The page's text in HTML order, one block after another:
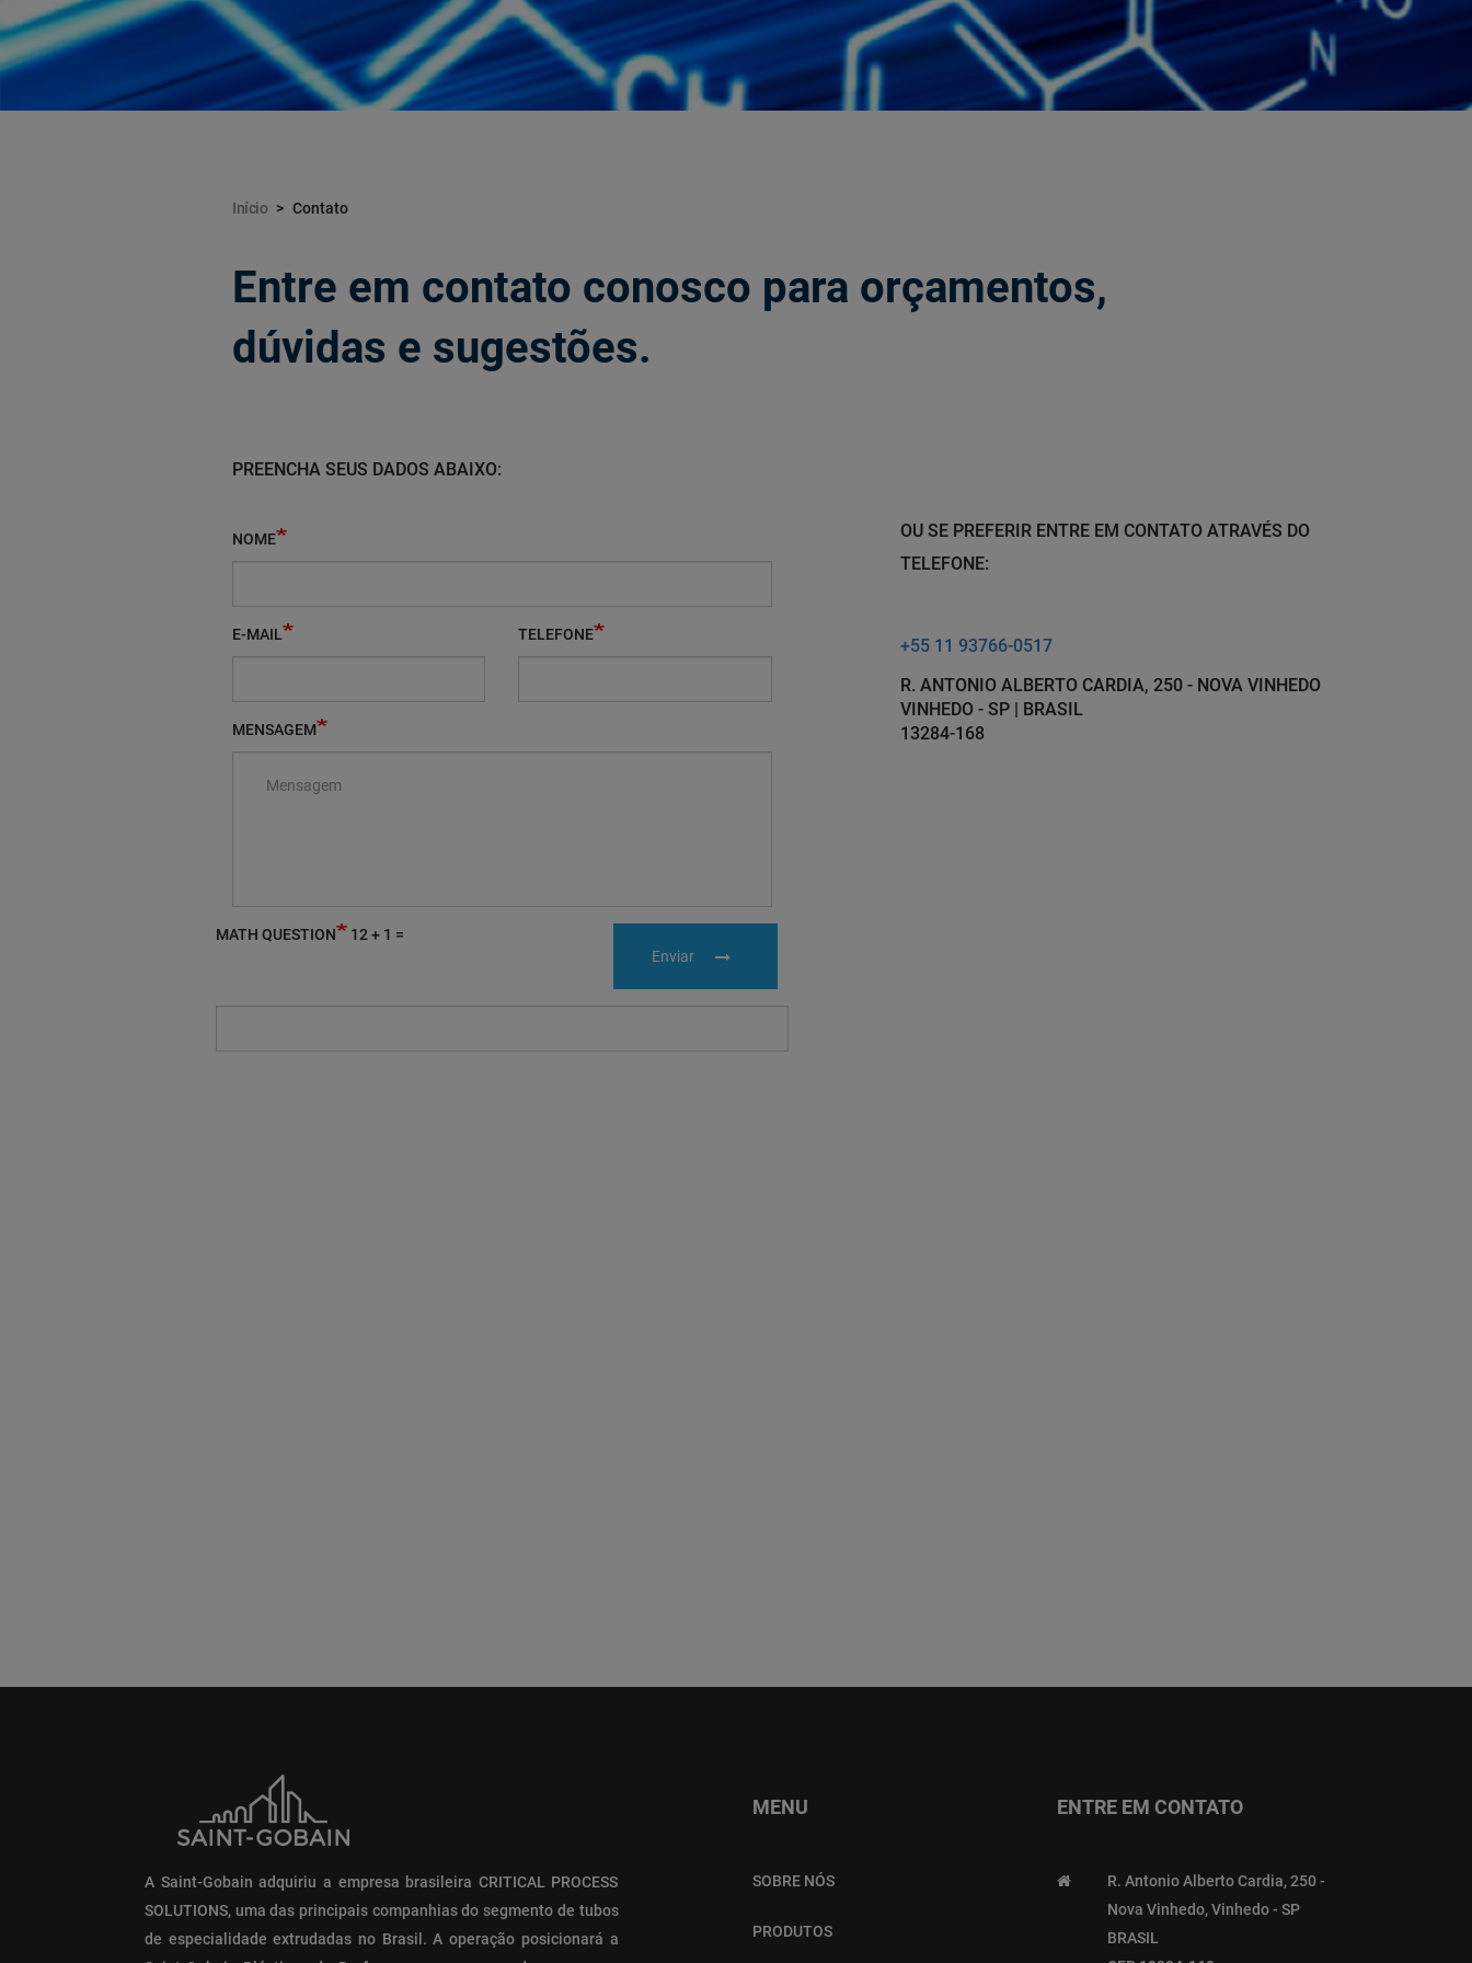
Início Contato
Entre em contato conosco para orçamentos,
dúvidas e sugestões.
PREENCHA SEUS DADOS ABAIXO:
NOME
E-MAIL TELEFONE
MENSAGEM
Enviar
MATH QUESTION 12 + 1 =
OU SE PREFERIR ENTRE EM CONTATO ATRAVÉS DO
TELEFONE:
+55 11 93766-0517
R. ANTONIO ALBERTO CARDIA, 250 - NOVA VINHEDO
VINHEDO - SP | BRASIL
13284-168
A Saint-Gobain adquiriu a empresa brasileira CRITICAL PROCESS
SOLUTIONS, uma das principais companhias do segmento de tubos
de especialidade extrudadas no Brasil. A operação posicionará a
MENU
SOBRE NÓS
PRODUTOS
ENTRE EM CONTATO
R. Antonio Alberto Cardia, 250 -
Nova Vinhedo, Vinhedo - SP
BRASIL